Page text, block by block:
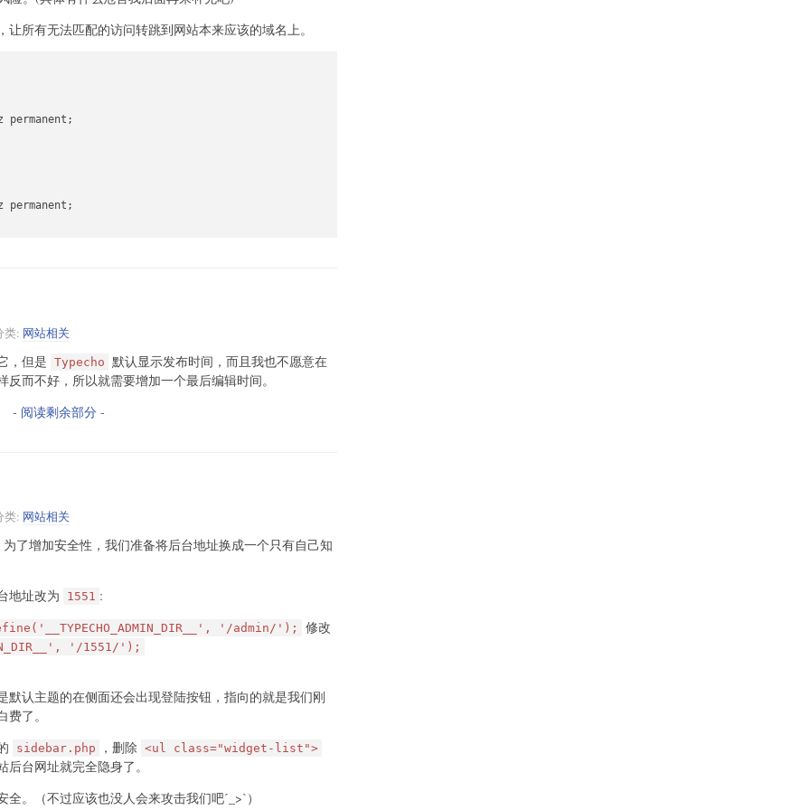
让所有无法匹配的访问转跳到网站本来应该的域名上。
permanent;
permanent;
类: 网站相关
，但是 Typecho 默认显示发布时间，而且我也不愿意在
而不好，所以就需要增加一个最后编辑时间。
- 阅读剩余部分 -
类: 网站相关
为了增加安全性，我们准备将后台地址换成一个只有自己知
地址改为 1551 :
'/admin/'); 修改
'/1551/');
默认主题的在侧面还会出现登陆按钮，指向的就是我们刚
了。
sidebar.php ，删除 <ul class="widget-list">
台网址就完全隐身了。
。（不过应该也没人会来攻击我们吧ˊ_>ˋ）